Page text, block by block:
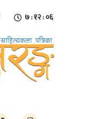
७ : १२ : ०६